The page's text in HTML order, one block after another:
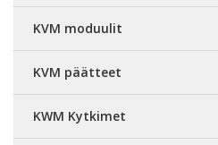
KVM moduulit
KVM päätteet
KWM Kytkimet